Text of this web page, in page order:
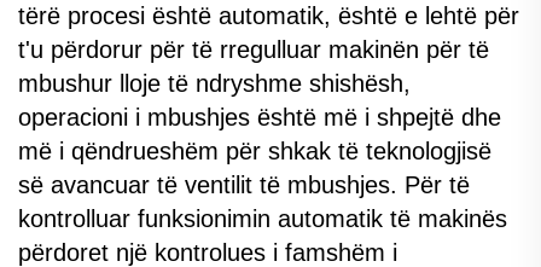
tërë procesi është automatik, është e lehtë për
t'u përdorur për të rregulluar makinën për të
mbushur lloje të ndryshme shishësh,
operacioni i mbushjes është më i shpejtë dhe
më i qëndrueshëm për shkak të teknologjisë
së avancuar të ventilit të mbushjes. Për të
kontrolluar funksionimin automatik të makinës
përdoret një kontrolues i famshëm i